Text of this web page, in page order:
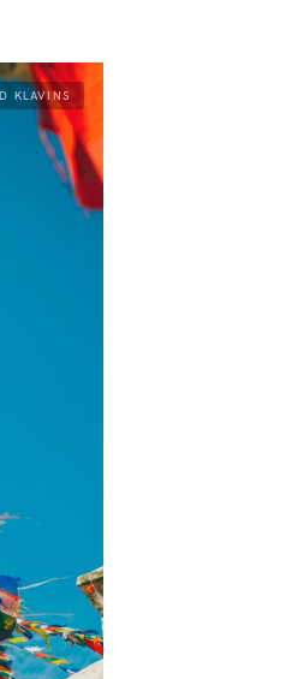
KLAVINS